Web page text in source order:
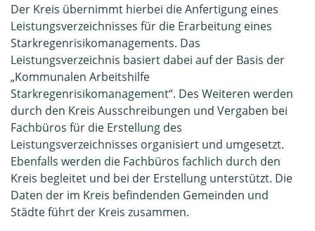
Der Kreis übernimmt hierbei die Anfertigung eines
Leistungsverzeichnisses für die Erarbeitung eines
Starkregenrisikomanagements. Das
Leistungsverzeichnis basiert dabei auf der Basis der
„Kommunalen Arbeitshilfe
Starkregenrisikomanagement“. Des Weiteren werden
durch den Kreis Ausschreibungen und Vergaben bei
Fachbüros für die Erstellung des
Leistungsverzeichnisses organisiert und umgesetzt.
Ebenfalls werden die Fachbüros fachlich durch den
Kreis begleitet und bei der Erstellung unterstützt. Die
Daten der im Kreis befindenden Gemeinden und
Städte führt der Kreis zusammen.